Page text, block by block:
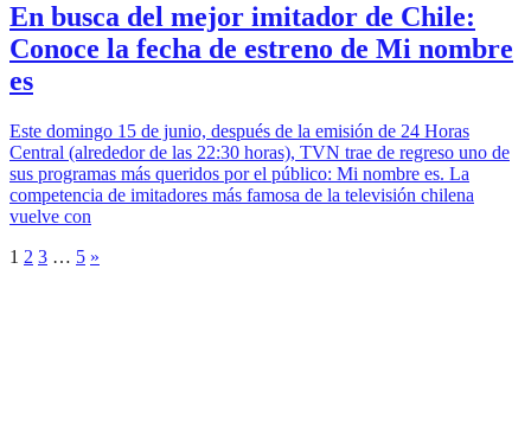
En busca del mejor imitador de Chile:
Conoce la fecha de estreno de Mi nombre
es
Este domingo 15 de junio, después de la emisión de 24 Horas
Central (alrededor de las 22:30 horas), TVN trae de regreso uno de
sus programas más queridos por el público: Mi nombre es. La
competencia de imitadores más famosa de la televisión chilena
vuelve con
1 2 3 … 5 »